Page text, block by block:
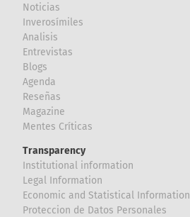
Noticias
Inverosímiles
Analisis
Entrevistas
Blogs
Agenda
Reseñas
Magazine
Mentes Críticas
Transparency
Institutional information
Legal Information
Economic and Statistical Information
Proteccion de Datos Personales